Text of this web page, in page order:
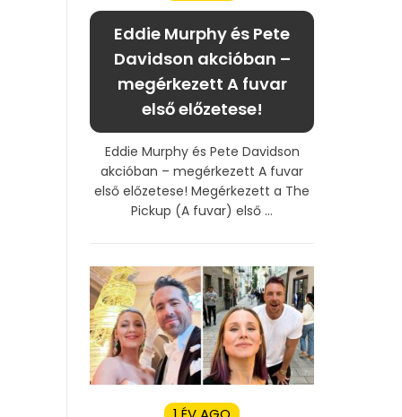
Eddie Murphy és Pete
Davidson akcióban –
megérkezett A fuvar
első előzetese!
Eddie Murphy és Pete Davidson
akcióban – megérkezett A fuvar
első előzetese! Megérkezett a The
Pickup (A fuvar) első ...